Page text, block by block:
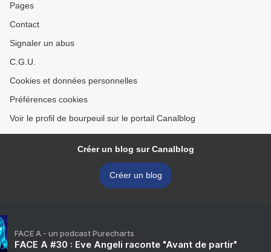
Pages
Contact
Signaler un abus
C.G.U.
Cookies et données personnelles
Préférences cookies
Voir le profil de bourpeuil sur le portail Canalblog
Créer un blog sur Canalblog
Créer un blog
FACE A - un podcast Purecharts
FACE A #30 : Eve Angeli raconte "Avant de partir"